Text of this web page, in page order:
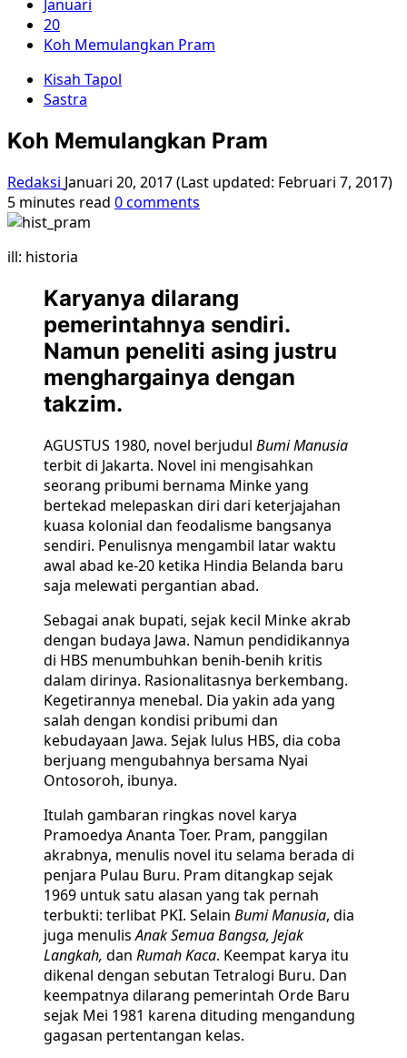
Januari
20
Koh Memulangkan Pram
Kisah Tapol
Sastra
Koh Memulangkan Pram
Redaksi Januari 20, 2017 (Last updated: Februari 7, 2017)
5 minutes read 0 comments
ill: historia
Karyanya dilarang
pemerintahnya sendiri.
Namun peneliti asing justru
menghargainya dengan
takzim.
AGUSTUS 1980, novel berjudul Bumi Manusia
terbit di Jakarta. Novel ini mengisahkan
seorang pribumi bernama Minke yang
bertekad melepaskan diri dari keterjajahan
kuasa kolonial dan feodalisme bangsanya
sendiri. Penulisnya mengambil latar waktu
awal abad ke-20 ketika Hindia Belanda baru
saja melewati pergantian abad.
Sebagai anak bupati, sejak kecil Minke akrab
dengan budaya Jawa. Namun pendidikannya
di HBS menumbuhkan benih-benih kritis
dalam dirinya. Rasionalitasnya berkembang.
Kegetirannya menebal. Dia yakin ada yang
salah dengan kondisi pribumi dan
kebudayaan Jawa. Sejak lulus HBS, dia coba
berjuang mengubahnya bersama Nyai
Ontosoroh, ibunya.
Itulah gambaran ringkas novel karya
Pramoedya Ananta Toer. Pram, panggilan
akrabnya, menulis novel itu selama berada di
penjara Pulau Buru. Pram ditangkap sejak
1969 untuk satu alasan yang tak pernah
terbukti: terlibat PKI. Selain Bumi Manusia, dia
juga menulisAnak Semua Bangsa, Jejak
Langkah, dan Rumah Kaca. Keempat karya itu
dikenal dengan sebutan Tetralogi Buru. Dan
keempatnya dilarang pemerintah Orde Baru
sejak Mei 1981 karena dituding mengandung
gagasan pertentangan kelas.